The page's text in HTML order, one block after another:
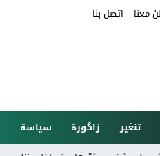
معنا اتصل بنا
تنغير زاگورة سياسة